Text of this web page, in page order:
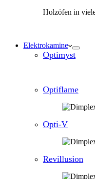
Holzöfen in
Elektrokamine
Optimyst
Optiflame
Opti-V
Revillusion